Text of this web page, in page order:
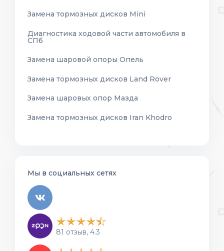
Замена тормозных дисков Mini
Диагностика ходовой части автомобиля в
СПб
Замена шаровой опоры Опель
Замена тормозных дисков Land Rover
Замена шаровых опор Мазда
Замена тормозных дисков Iran Khodro
Мы в социальных сетях
81 отзыв, 4.3